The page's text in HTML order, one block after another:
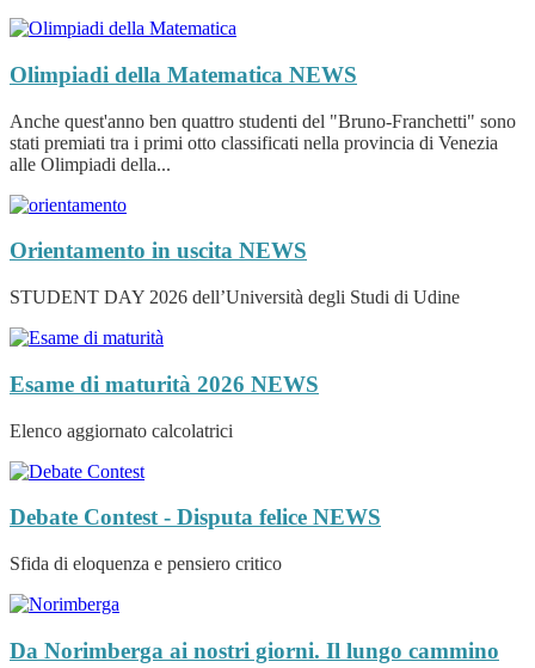
Olimpiadi della Matematica NEWS
Anche quest'anno ben quattro studenti del "Bruno-Franchetti" sono
stati premiati tra i primi otto classificati nella provincia di Venezia
alle Olimpiadi della...
Orientamento in uscita NEWS
STUDENT DAY 2026 dell’Università degli Studi di Udine
Esame di maturità 2026 NEWS
Elenco aggiornato calcolatrici
Debate Contest - Disputa felice NEWS
Sfida di eloquenza e pensiero critico
Da Norimberga ai nostri giorni. Il lungo cammino